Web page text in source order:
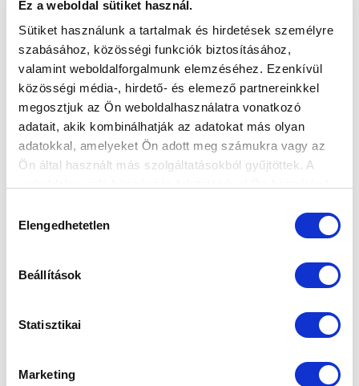
Ez a weboldal sütiket használ.
Sütiket használunk a tartalmak és hirdetések személyre
szabásához, közösségi funkciók biztosításához,
valamint weboldalforgalmunk elemzéséhez. Ezenkívül
közösségi média-, hirdető- és elemező partnereinkkel
megosztjuk az Ön weboldalhasználatra vonatkozó
adatait, akik kombinálhatják az adatokat más olyan
adatokkal, amelyeket Ön adott meg számukra vagy az
Ön által használt más szolgáltatásokból gyűjtöttek. A
kiválasztása
Elengedhetetlen
Beállítások
Statisztikai
Marketing